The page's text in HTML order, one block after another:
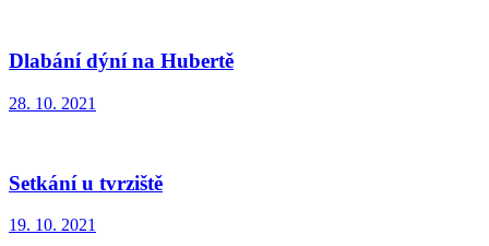
Dlabání dýní na Hubertě
28. 10. 2021
Setkání u tvrziště
19. 10. 2021